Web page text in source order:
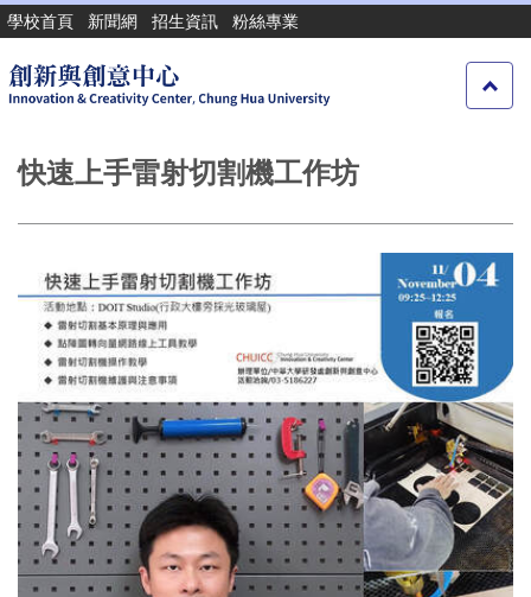
跳
到
主
要
區
學校首頁 新聞網 招生資訊 粉絲專業
快速上手雷射切割機工作坊